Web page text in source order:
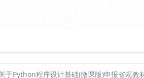
于Python程序设计基础(微课版)申报省规教材的